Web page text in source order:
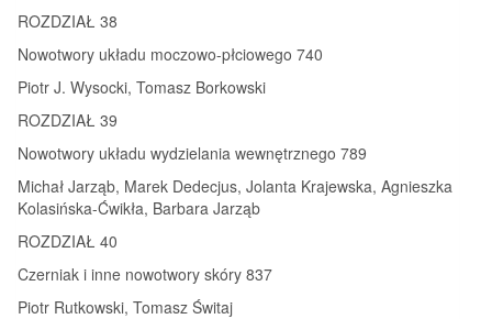
ROZDZIAŁ 38
Nowotwory układu moczowo-płciowego 740
Piotr J. Wysocki, Tomasz Borkowski
ROZDZIAŁ 39
Nowotwory układu wydzielania wewnętrznego 789
Michał Jarząb, Marek Dedecjus, Jolanta Krajewska, Agnieszka
Kolasińska-Ćwikła, Barbara Jarząb
ROZDZIAŁ 40
Czerniak i inne nowotwory skóry 837
Piotr Rutkowski, Tomasz Świtaj